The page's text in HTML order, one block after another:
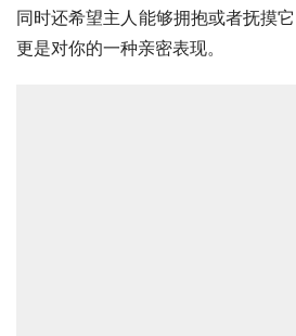
同时还希望主人能够拥抱或者抚摸
更是对你的一种亲密表现。